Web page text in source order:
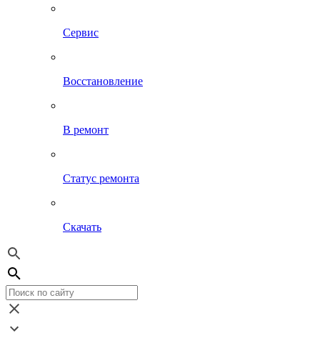
Сервис
Восстановление
В ремонт
Статус ремонта
Скачать